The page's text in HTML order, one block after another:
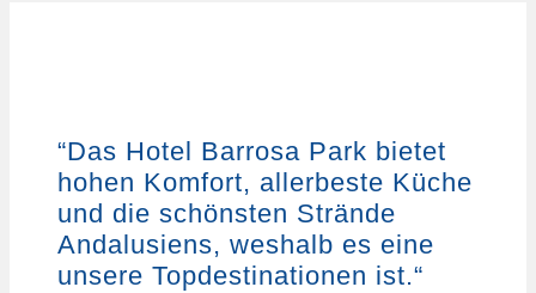
“Das Hotel Barrosa Park bietet
hohen Komfort, allerbeste Küche
und die schönsten Strände
Andalusiens, weshalb es eine
unsere Topdestinationen ist.“